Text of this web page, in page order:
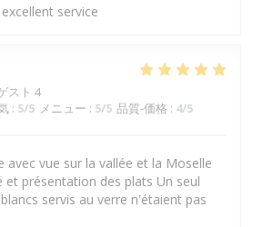
service
スト 4
: 5/5 メニュー : 5/5 品質-価格 : 4/5
avec vue sur la vallée et la Moselle
et présentation des plats Un seul
servis au verre n'étaient pas